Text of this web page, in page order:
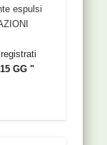
espulsi
GG "